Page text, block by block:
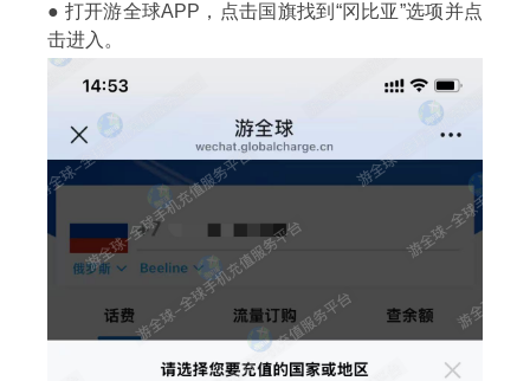
● 打开游全球APP，点击国旗找到“冈比亚”选项并点
击进入。